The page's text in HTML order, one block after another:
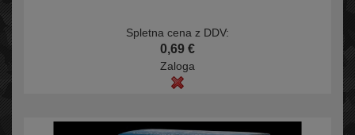
Spletna cena z DDV:
0,69 €
Zaloga